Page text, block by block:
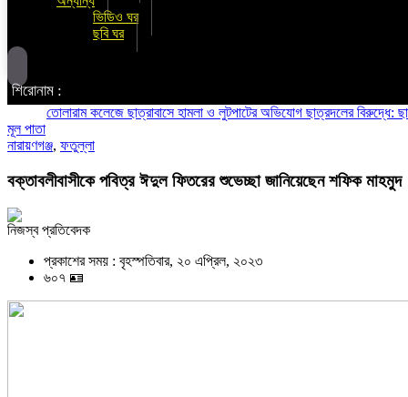
ভিডিও ঘর
ছবি ঘর
শিরোনাম :
তোলারাম কলেজে ছাত্রাবাসে হামলা ও লুটপাটের অভিযোগ ছাত্রদলের বিরুদ্ধে:
মূল পাতা
নারায়ণগঞ্জ, ফতুল্লা
বক্তাবলীবাসীকে পবিত্র ঈদুল ফিতরের শুভেচ্ছা জানিয়েছেন শফিক মাহমুদ
নিজস্ব প্রতিবেদক
প্রকাশের সময় : বৃহস্পতিবার, ২০ এপ্রিল, ২০২৩
৬০৭ 🪪